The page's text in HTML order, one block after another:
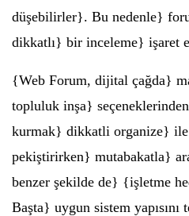
düşebilirler}. Bu nedenle}
dikkatlı} bir inceleme} işaret
{Web Forum, dijital çağda}
topluluk inşa}
kurmak} dikkatli organize} ile
pekiştirirken} mutabakatla}
benzer şekilde de} {işletme
Başta} uygun sistem